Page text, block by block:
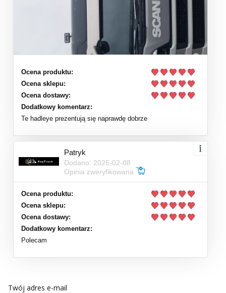
Ocena produktu:
Ocena sklepu:
Ocena dostawy:
Dodatkowy komentarz:
Te hadleye prezentują się naprawdę dobrze
Patryk
Dodano: 2025-02-08
Opinia zweryfikowana
Ocena produktu:
Ocena sklepu:
Ocena dostawy:
Dodatkowy komentarz:
Polecam
Twój adres e-mail